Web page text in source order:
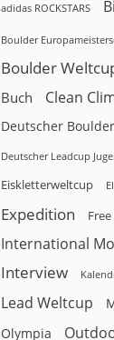
adidas ROCKSTARS
Boulder
Boulder
Buch Clean
Deutscher
Deutscher Leadcup
Eiskletterweltcup
Expedition
International
Interview
Lead Weltcup
Olympia